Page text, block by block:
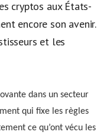
cryptos aux États-
encore son avenir.
et les
dans un secteur
qui fixe les règles
ce qu’ont vécu les